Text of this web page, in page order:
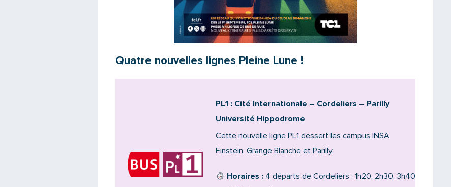
Quatre nouvelles lignes Pleine Lune !
PL1 : Cité Internationale – Cordeliers – Parilly
Université Hippodrome
Cette nouvelle ligne PL1 dessert les campus INSA
Einstein, Grange Blanche et Parilly.
Horaires : 4 départs de Cordeliers : 1h20, 2h30, 3h40